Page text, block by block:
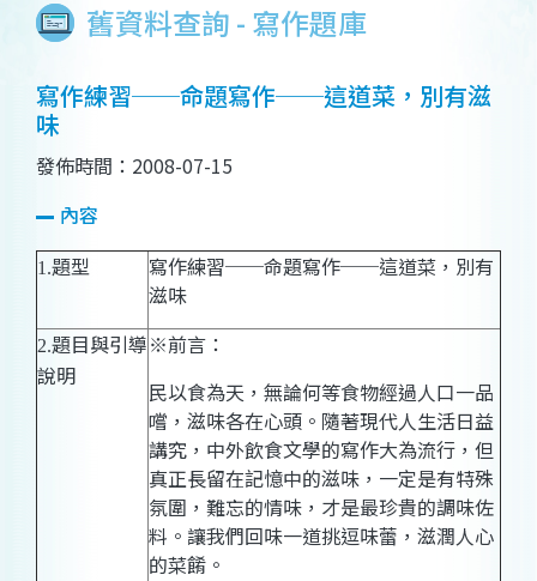
舊資料查詢 - 寫作題庫
寫作練習──命題寫作──這道菜，別有滋
味
發佈時間：2008-07-15
內容
1.題型
寫作練習──命題寫作──這道菜，別有
滋味
2.題目與引導
說明
※前言：
民以食為天，無論何等食物經過人口一品
嚐，滋味各在心頭。隨著現代人生活日益
講究，中外飲食文學的寫作大為流行，但
真正長留在記憶中的滋味，一定是有特殊
氛圍，難忘的情味，才是最珍貴的調味佐
料。讓我們回味一道挑逗味蕾，滋潤人心
的菜餚。